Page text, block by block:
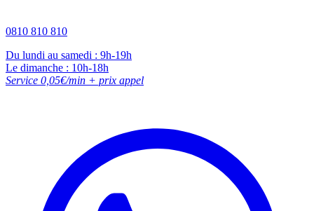
0810 810 810
Du lundi au samedi : 9h-19h
Le dimanche : 10h-18h
Service 0,05€/min + prix appel